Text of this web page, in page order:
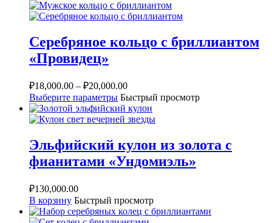
Серебряное кольцо с бриллиантом
«Провидец»
₽18,000.00 – ₽20,000.00
Выберите параметры Быстрый просмотр
Эльфийский кулон из золота с
фианитами «Ундомиэль»
₽130,000.00
В корзину Быстрый просмотр